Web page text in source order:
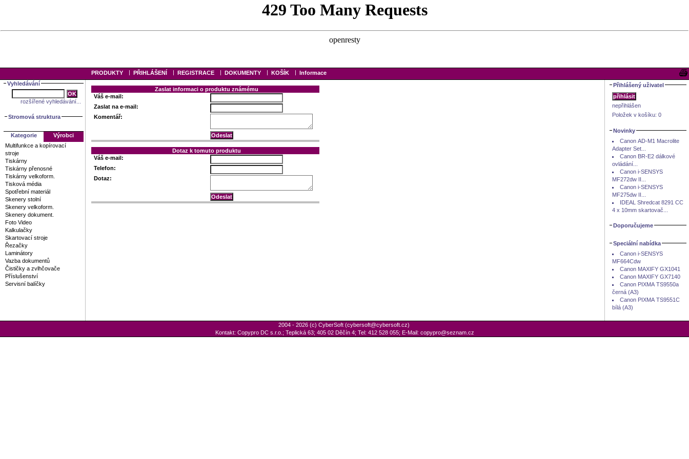
PRODUKTY PŘIHLÁŠENÍ REGISTRACE DOKUMENTY KOŠÍK
Informace
Vyhledávání
rozšířené vyhledávání...
Stromová struktura
Kategorie
Výrobci
Multifunkce a kopírovací
stroje
Tiskárny
Tiskárny přenosné
Tiskárny velkoform.
Tisková média
Spotřební materiál
Skenery stolní
Skenery velkoform.
Skenery dokument.
Foto Video
Kalkulačky
Skartovací stroje
Řezačky
Laminátory
Vazba dokumentů
Čističky a zvlhčovače
Příslušenství
Servisní balíčky
Zaslat informaci o produktu známému
Váš e-mail:
Zaslat na e-mail:
Komentář:
Dotaz k tomuto produktu
Váš e-mail:
Telefon:
Dotaz:
Přihlášený uživatel
nepřihlášen
Položek v košíku: 0
Novinky
Canon AD-M1 Macrolite
Adapter Set...
Canon BR-E2 dálkové
ovládání...
Canon i-SENSYS
MF272dw II...
Canon i-SENSYS
MF275dw II...
IDEAL Shredcat 8291 CC
4 x 10mm skartovač...
Doporučujeme
Speciální nabídka
Canon i-SENSYS
MF664Cdw
Canon MAXIFY GX1041
Canon MAXIFY GX7140
Canon PIXMA TS9550a
černá (A3)
Canon PIXMA TS9551C
bílá (A3)
2004 - 2026 (c) CyberSoft(cybersoft@cybersoft.cz)
Kontakt: Copypro DC s.r.o.; Teplická 63; 405 02 Děčín 4; Tel: 412 528 055; E-Mail: copypro@seznam.cz